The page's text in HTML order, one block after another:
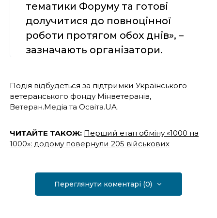
тематики Форуму та готові
долучитися до повноцінної
роботи протягом обох днів», –
зазначають організатори.
Подія відбудеться за підтримки Українського
ветеранського фонду Мінветеранів,
Ветеран.Медіа та Освіта.UA.
ЧИТАЙТЕ ТАКОЖ: Перший етап обміну «1000 на
1000»: додому повернули 205 військових
Переглянути коментарі (0)